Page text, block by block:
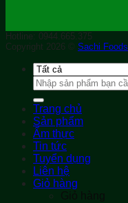
Hotline: 0944.665.375
Copyright 2026 © Sachi Foods
Tìm
kiếm:
Trang chủ
Sản phẩm
Ẩm thực
Tin tức
Tuyển dụng
Liên hệ
Giỏ hàng
Giỏ hàng